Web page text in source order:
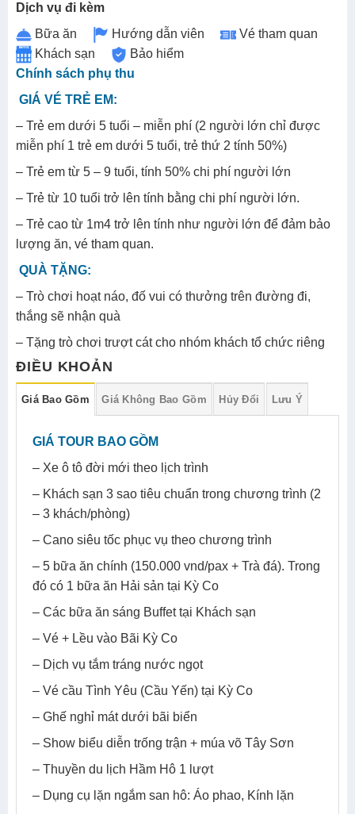
Dịch vụ đi kèm
Bữa ăn
Hướng dẫn viên
Vé tham quan
Khách sạn
Bảo hiểm
Chính sách phụ thu
GIÁ VÉ TRẺ EM:
– Trẻ em dưới 5 tuổi – miễn phí (2 người lớn chỉ được
miễn phí 1 trẻ em dưới 5 tuổi, trẻ thứ 2 tính 50%)
– Trẻ em từ 5 – 9 tuổi, tính 50% chi phí người lớn
– Trẻ từ 10 tuổi trở lên tính bằng chi phí người lớn.
– Trẻ cao từ 1m4 trở lên tính như người lớn để đảm bảo
lượng ăn, vé tham quan.
QUÀ TẶNG:
– Trò chơi hoạt náo, đố vui có thưởng trên đường đi,
thắng sẽ nhận quà
– Tặng trò chơi trượt cát cho nhóm khách tổ chức riêng
ĐIỀU KHOẢN
Giá Bao Gồm Giá Không Bao Gồm Hủy Đổi Lưu Ý
GIÁ TOUR BAO GỒM
– Xe ô tô đời mới theo lịch trình
– Khách sạn 3 sao tiêu chuẩn trong chương trình (2
– 3 khách/phòng)
– Cano siêu tốc phục vụ theo chương trình
– 5 bữa ăn chính (150.000 vnd/pax + Trà đá). Trong
đó có 1 bữa ăn Hải sản tại Kỳ Co
– Các bữa ăn sáng Buffet tại Khách sạn
– Vé + Lều vào Bãi Kỳ Co
– Dịch vụ tắm tráng nước ngọt
– Vé cầu Tình Yêu (Cầu Yến) tại Kỳ Co
– Ghế nghỉ mát dưới bãi biển
– Show biểu diễn trống trận + múa võ Tây Sơn
– Thuyền du lịch Hầm Hô 1 lượt
– Dụng cụ lặn ngắm san hô: Áo phao, Kính lặn